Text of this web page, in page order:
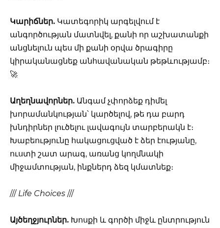
Կարիճներ. Կատեգորիկ արգելվում է
անգործության մատնվել, քանի որ աշխատանքի
անցնելուն պես մի քանի օրվա ծրագիրը
կիրականացնեք անհավանական թեթևությամբ։
🚀
Աղեղնավորներ. Անգամ չփորձեք դիմել
խորամանկության՝ կարծելով, թե դա բարդ
խնդիրներ լուծելու լավագույն տարբերակն է։
Խաբեությունը հակացուցված է ձեր էությանը,
ուստի շատ արագ, առանց կողմնակի
միջամտության, ինքներդ ձեզ կմատնեք։
/// Life Choices ///
Այծեղջյուրներ. Խոսքի և գործի միջև ընտրություն